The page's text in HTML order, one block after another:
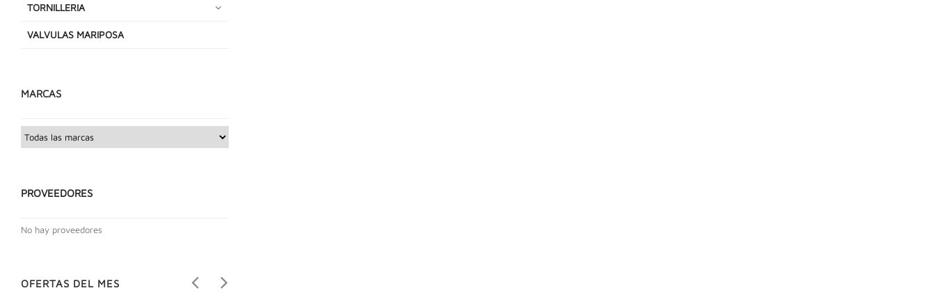
TORNILLERIA
VALVULAS MARIPOSA
MARCAS
PROVEEDORES
No hay proveedores
OFERTAS DEL MES